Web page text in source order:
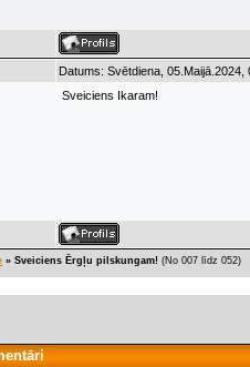
Datums: Svētdiena,
Sveiciens Ikaram!
» Sveiciens Ērgļu pilskungam! (No 007 līdz 052)